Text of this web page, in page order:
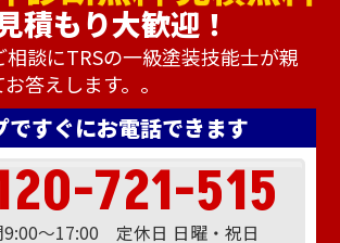
積もり大歓迎！
相談にTRSの一級塗装技能士が親
答えします。。
ですぐにお電話できます
721-515
9:00～17:00 定休日 日曜・祝日